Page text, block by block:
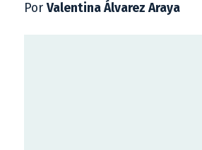
PorValentina Álvarez Araya